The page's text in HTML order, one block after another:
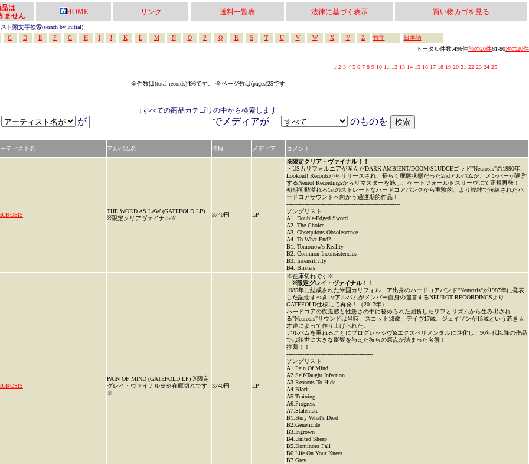
は
ません
HOME リンク 送料一覧表 法律に基づく表示 買い物カゴを見る
ト頭文字検索(serach by Initial)
C
D E F G H I J K L M N O P Q R S T U V W X Y Z 数字
日本語
トータル件数:496件前の20件61-80次の20件
1 2 3 4 5 6 7 8 9 10 11 12 13 14 15 16 17 18 19 20 21 22 23 24 25
全件数は(total records)496です。 全ページ数は(pages)25です
↓すべての商品カテゴリの中から検索します
が でメディアが のものを
ティスト名 アルバム名 値段 メディア コメント
THE WORD AS LAW (GATEFOLD LP)
※限定クリアヴァイナル※
3740円 LP
※限定クリア・ヴァイナル！！
・USカリフォルニアが産んだDARK AMBIENT/DOOM/SLUDGEゴッド"Neurosis"の1990年、
Lookout! Recordsからリリースされ、長らく廃盤状態だった2ndアルバムが、メンバーが運営
するNeurot Recordingsからリマスターを施し、ゲートフォールドスリーヴにて正規再発！
初期衝動溢れる1stのストレートなハードコアパンクから実験的、より複雑で洗練されたハ
ードコアサウンドへ向かう過渡期的作品！
----------------------------------------------------------------
ソングリスト
A1. Double-Edged Sword
A2. The Choice
A3. Obsequious Obsolescence
A4. To What End?
B1. Tomorrow's Reality
B2. Common Inconsistencies
B3. Insensitivity
B4. Blisters
PAIN OF MIND (GATEFOLD LP) ※限定
グレイ・ヴァイナル※※在庫切れです
※
3740円 LP
※在庫切れです※
・ ※限定グレイ・ヴァイナル！！
1985年に結成された米国カリフォルニア出身のハードコアバンド"Neurosis"が1987年に発表
した記念すべき1stアルバムがメンバー自身の運営するNEUROT RECORDINGSより
GATEFOLD仕様にて再発！（2017年）
ハードコアの疾走感と性急さの中に秘められた屈折したリフとリズムから生み出され
る"Neurosis"サウンドは当時、スコット18歳、デイヴ17歳、ジェイソンが15歳という若き天
才達によって作り上げられた。
アルバムを重ねるごとにプログレッシヴ&エクスペリメンタルに進化し、90年代以降の作品
では後世に大きな影響を与えた彼らの原点が詰まった名盤！
推薦！！
-------------------------------------------------
ソングリスト
A1.Pain Of Mind
A2.Self-Taught Infection
A3.Reasons To Hide
A4.Black
A5.Training
A6.Progress
A7.Stalemate
B1.Bury What's Dead
B2.Geneticide
B3.Ingrown
B4.United Sheep
B5.Dominoes Fall
B6.Life On Your Knees
B7.Grey